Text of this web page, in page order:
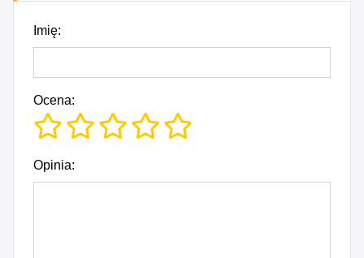
Imię:
Ocena:
Opinia: